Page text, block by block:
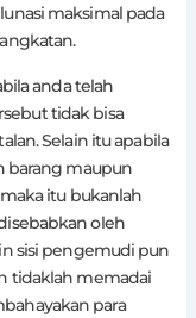
maksimal pada
anda telah
tidak bisa
Selain itu apabila
barang maupun
itu bukanlah
oleh
sisi pengemudi pun
tidaklah memadai
para